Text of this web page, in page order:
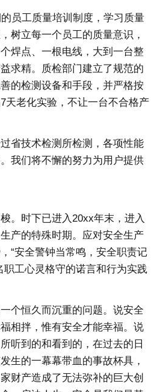
员工质量培训制度，学习质量
树立每一个员工的质量意识，
焊点、一根电线，大到一台整
求精。质检部门建立了规范的
的检测设备和手段，并严格按
天老化实验，不让一台不合格产
省技术检测所检测，各项性能
我们将不懈的努力为用户提供
。时下已进入20xx年末，进入
产的特殊时期。应对安全生产
“安全警钟当常鸣，安全职责记
职工心灵格守的诺言和行为实践
个恒久而沉重的问题。说安全
相拌，惟有安全才能幸福。说
听到的和看到的，在过去的日
生的一幕幕带血的事故杯具，
财产造成了无法弥补的巨大创